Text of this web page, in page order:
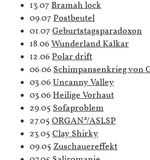
13.07 Bramah lock
09.07 Postbeutel
01.07 Geburtstagsparadoxon
18.06Wunderland Kalkar
12.06Polar drift
06.06Schimpansenkrieg von
03.06Uncanny Valley
03.06Heilige Vorhaut
29.05 Sofaproblem
27.05 ORGAN²/ASLSP
23.05 Clay Shirky
09.05 Zuschauereffekt